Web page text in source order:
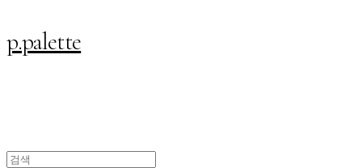
p.palette